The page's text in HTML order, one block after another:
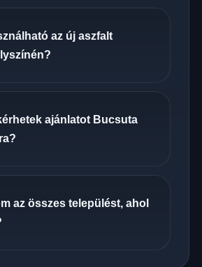
az új aszfalt
ajánlatot Bucsuta
az összes települést, ahol